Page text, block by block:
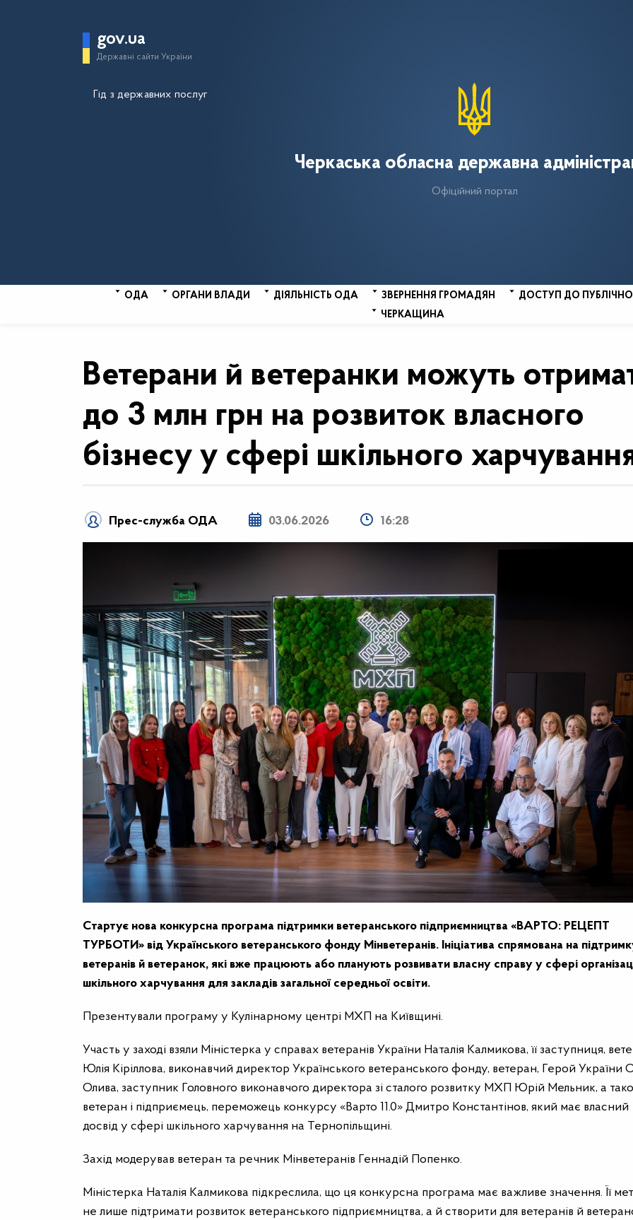
gov.ua
Державні сайти України
Гід з державних послуг
Черкаська обласна державна
Офіційний портал
ОДА ОРГАНИ ВЛАДИ ДІЯЛЬНІСТЬ ОДА ЗВЕРНЕННЯ ГРОМАДЯН
ДОСТУП ДО
ЧЕРКАЩИНА
Ветерани й ветеранки можуть
до 3 млн грн на розвиток власного
бізнесу у сфері шкільного
Прес-служба ОДА 03.06.2026 16:28
Стартує нова конкурсна програма підтримки ветеранського підприємництва «ВАРТО: РЕЦЕПТ
ТУРБОТИ» від Українського ветеранського фонду Мінветеранів. Ініціатива спрямована на
ветеранів й ветеранок, які вже працюють або планують розвивати власну справу у сфері
шкільного харчування для закладів загальної середньої освіти.
Презентували програму у Кулінарному центрі МХП на Київщині.
Участь у заході взяли Міністерка у справах ветеранів України Наталія Калмикова, її заступниця,
Юлія Кіріллова, виконавчий директор Українського ветеранського фонду, ветеран, Герой України
Олива, заступник Головного виконавчого директора зі сталого розвитку МХП Юрій Мельник, а
ветеран і підприємець, переможець конкурсу «Варто 11.0» Дмитро Константінов, який має власний
досвід у сфері шкільного харчування на Тернопільщині.
Захід модерував ветеран та речник Мінветеранів Геннадій Попенко.
Міністерка Наталія Калмикова підкреслила, що ця конкурсна програма має важливе значення. Її
не лише підтримати розвиток ветеранського підприємництва, а й створити для ветеранів й